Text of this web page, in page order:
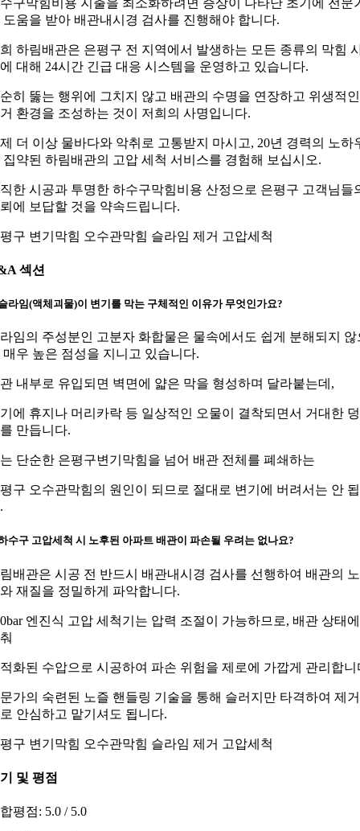
도움을 받아 배관내시경 검사를 진행해야 합니다.
하림배관은 은평구 전 지역에서 발생하는 모든 종류의 막힘
대해 24시간 긴급 대응 시스템을 운영하고 있습니다.
히 뚫는 행위에 그치지 않고 배관의 수명을 연장하고 위생적인
환경을 조성하는 것이 저희의 사명입니다.
더 이상 물바다와 악취로 고통받지 마시고, 20년 경력의 노하
집약된 하림배관의 고압 세척 서비스를 경험해 보십시오.
한 시공과 투명한 하수구막힘비용 산정으로 은평구 고객님들
에 보답할 것을 약속드립니다.
구 변기막힘 오수관막힘 슬라임 제거 고압세척
섹션
라임(액체괴물)이 변기를 막는 구체적인 이유가 무엇인가요?
임의 주성분인 고분자 화합물은 물속에서도 쉽게 분해되지 않
매우 높은 점성을 지니고 있습니다.
내부로 유입되면 벽면에 얇은 막을 형성하며 달라붙는데,
에 휴지나 머리카락 등 일상적인 오물이 결착되면서 거대한
만듭니다.
단순한 은평구변기막힘을 넘어 배관 전체를 폐쇄하는
구 오수관막힘의 원인이 되므로 절대로 변기에 버려서는 안
수구 고압세척 시 노후된 아파트 배관이 파손될 우려는 없나요?
배관은 시공 전 반드시 배관내시경 검사를 선행하여 배관의
재질을 정밀하게 파악합니다.
엔진식 고압 세척기는 압력 조절이 가능하므로, 배관 상태에
화된 수압으로 시공하여 파손 위험을 제로에 가깝게 관리합니
가의 숙련된 노즐 핸들링 기술을 통해 슬러지만 타격하여 제
안심하고 맡기셔도 됩니다.
구 변기막힘 오수관막힘 슬라임 제거 고압세척
및 평점
평점: 5.0 / 5.0